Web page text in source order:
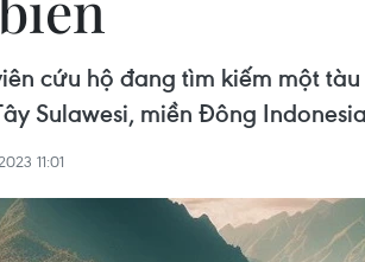
cứu hộ đang tìm kiếm một
Sulawesi, miền Đông
11:01